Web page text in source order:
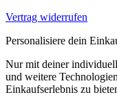
Vertrag widerrufen
Personalisiere dein
Nur mit deiner
und weitere
Einkaufserlebnis zu